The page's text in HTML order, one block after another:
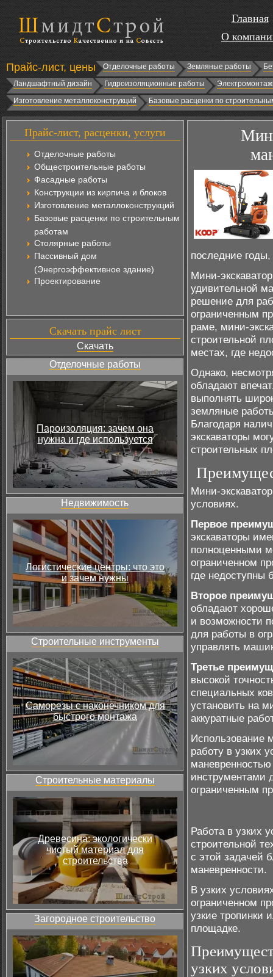
Главная
О
Прайс-лист, цены Отделочные работы Земляные работы
Ландшафтный дизайн
Гидроизоляционные работы
Изготовление металлоконструкций
Базовые расценки по
Прайс-лист, расценки, услуги
Отделочные работы
Общестроительные работы
Фасадные работы
Конструкции из кирпича и блоков
Изготовление металлоконструкций
Базовые расценки по строительным
работам
Столярные работы
Пассивный дом
(Энергоэффективное здание)
Проектирование
Скачать прайс лист
Скачать
Отделочные работы
Пароизоляция: зачем она
нужна и где используется
Недвижимость
Логистические центры: что это
и зачем нужны
Строительные инструменты
Саморезы с наконечником для
быстрого монтажа
Строительные материалы
Древесина: экологически
чистый материал для
строительства
Загородное строительство
последние
Мини-
удивительной
решение для
ограниченным
раме, мини-
строительной
местах, где
Однако,
обладают
выполнять
земляные
Благодаря
экскаваторы
строительных
Мини-
условиях.
Первое
экскаваторы
полноценными
ограниченном
где
Второе
обладают
и возможности
для работы в
управлять
Третье
высокой
специальных
установить на
аккуратные
Использование
работу в узких
инструментами
ограниченным
Работа в узких
строительной
с этой задачей
маневренности.
В узких
ограниченном
узкие тропинки
площадке.
узких